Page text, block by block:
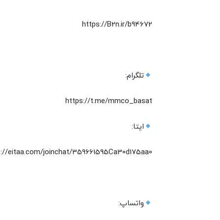
https://B2n.ir/b94672
تلگرام:
https://t.me/mmco_basat
ایتا:
eitaa.com/joinchat/359661595Ca30d175aa0
واتساپ: